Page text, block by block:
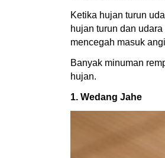
Ketika hujan turun
hujan turun dan
mencegah masuk
Banyak minuman
hujan.
1. Wedang Jahe